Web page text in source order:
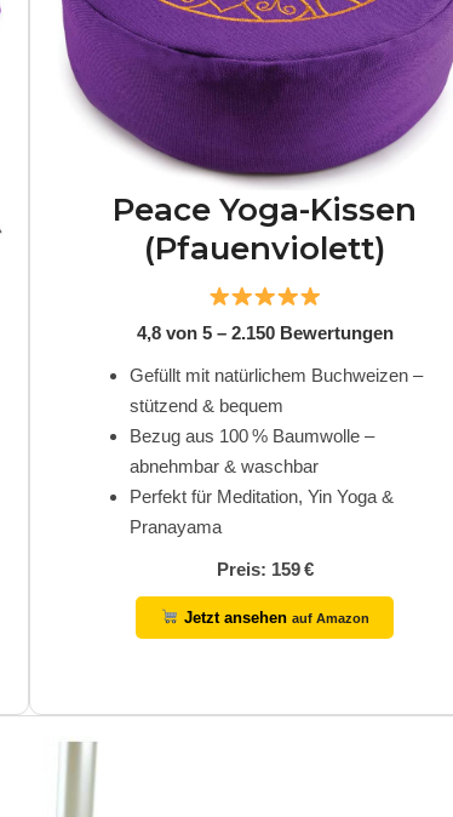
Peace Yoga-Kissen
(Pfauenviolett)
4,8 von 5 – 2.150 Bewertungen
Gefüllt mit natürlichem Buchweizen –
stützend & bequem
Bezug aus 100 % Baumwolle –
abnehmbar & waschbar
Perfekt für Meditation, Yin Yoga &
Pranayama
Preis: 159 €
Jetzt ansehen auf Amazon